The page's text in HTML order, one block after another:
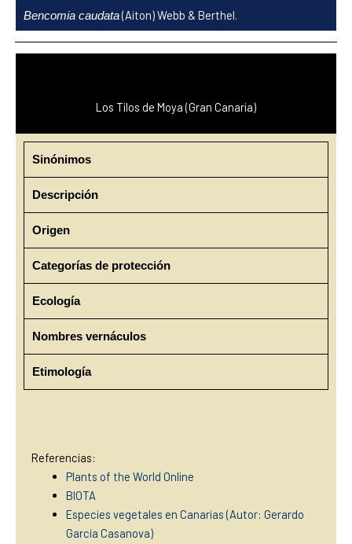
contenido
Bencomia caudata(Aiton) Webb & Berthel.
Los Tilos de Moya (Gran Canaria)
Sinónimos
Descripción
Origen
Categorías de protección
Ecología
Nombres vernáculos
Etimología
Referencias:
Plants of the World Online
BIOTA
Especies vegetales en Canarias (Autor: Gerardo
García Casanova)